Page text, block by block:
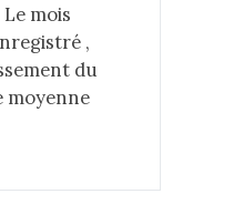
mois
,
du
moyenne